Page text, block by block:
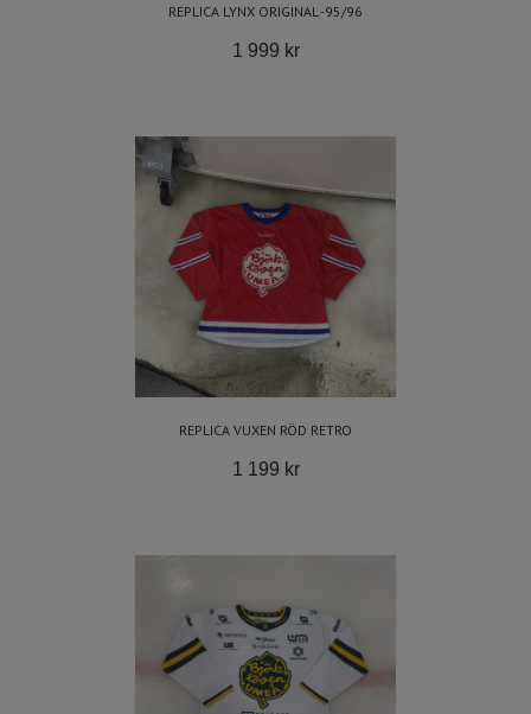
REPLICA LYNX ORIGINAL -95/96
1 999 kr
REPLICA VUXEN RÖD RETRO
1 199 kr